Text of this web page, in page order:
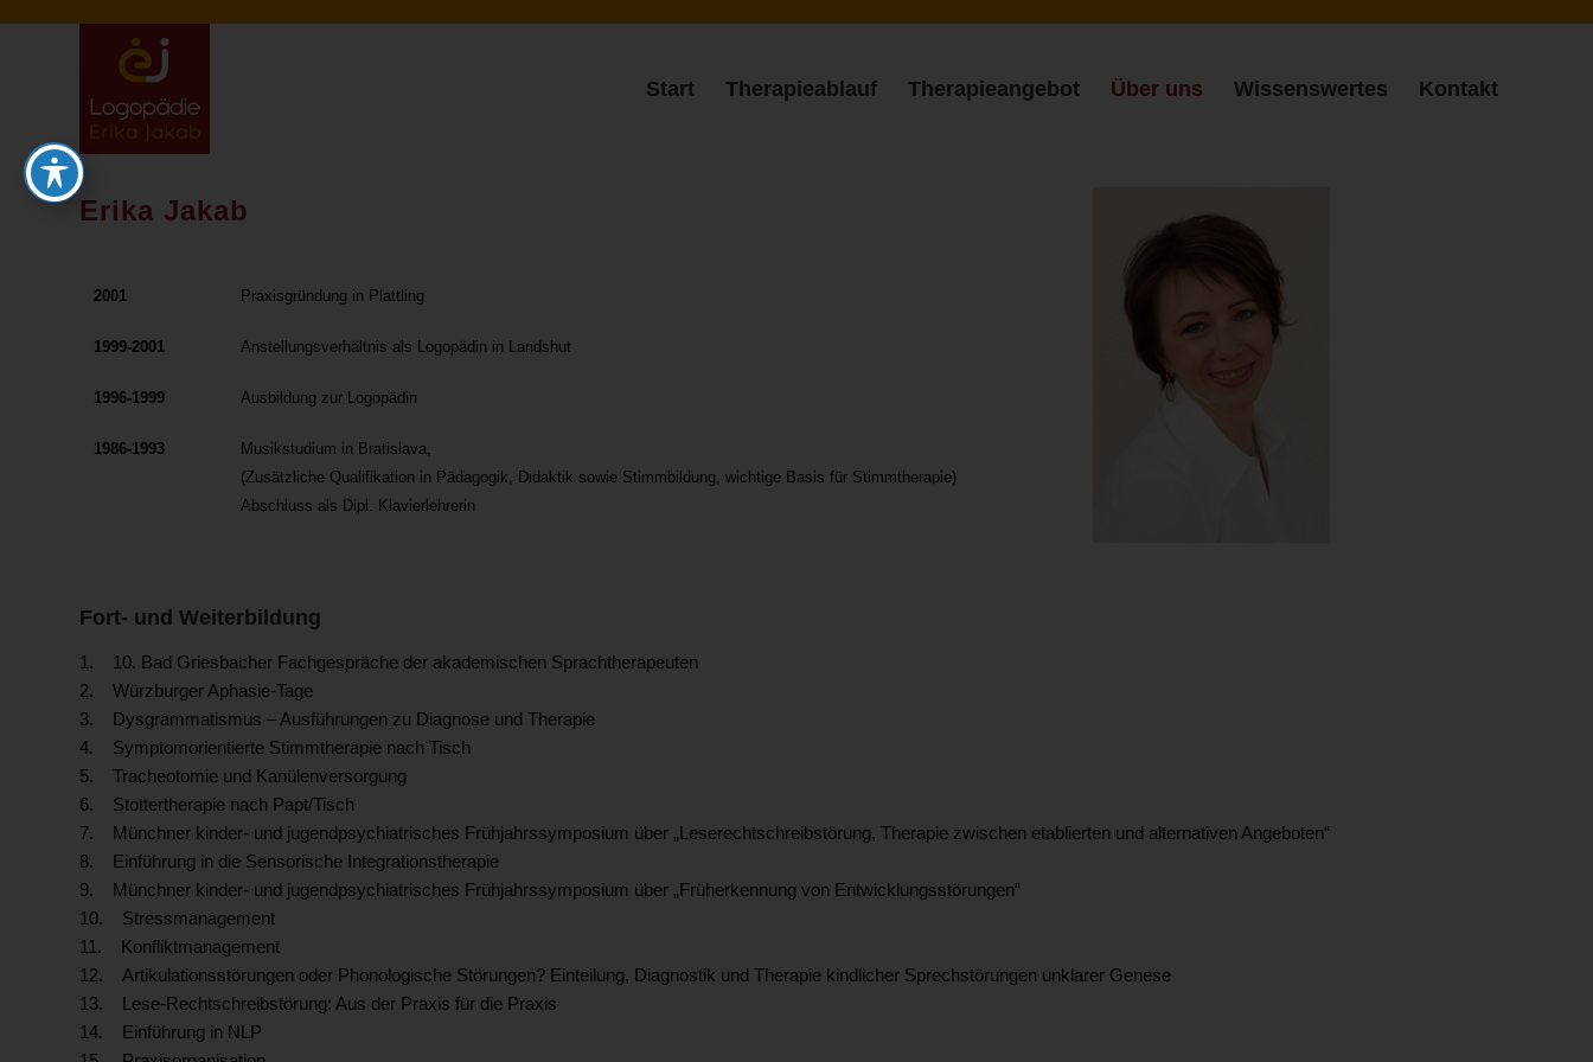
Start Therapieablauf Therapieangebot Über uns Wissenswertes Kontakt
Erika Jakab
2001 Praxisgründung in Plattling
1999-2001 Anstellungsverhältnis als Logopädin in Landshut
1996-1999 Ausbildung zur Logopädin
1986-1993
Musikstudium in Bratislava,
(Zusätzliche Qualifikation in Pädagogik, Didaktik sowie Stimmbildung, wichtige Basis für Stimmtherapie)
Abschluss als Dipl. Klavierlehrerin
Fort- und Weiterbildung
1. 10. Bad Griesbacher Fachgespräche der akademischen Sprachtherapeuten
2. Würzburger Aphasie-Tage
3. Dysgrammatismus – Ausführungen zu Diagnose und Therapie
4. Symptomorientierte Stimmtherapie nach Tisch
5. Tracheotomie und Kanülenversorgung
6. Stottertherapie nach Papt/Tisch
7. Münchner kinder- und jugendpsychiatrisches Frühjahrssymposium über „Leserechtschreibstörung, Therapie zwischen etablierten und alternativen Angeboten“
8. Einführung in die Sensorische Integrationstherapie
9. Münchner kinder- und jugendpsychiatrisches Frühjahrssymposium über „Früherkennung von Entwicklungsstörungen“
10. Stressmanagement
11. Konfliktmanagement
12. Artikulationsstörungen oder Phonologische Störungen? Einteilung, Diagnostik und Therapie kindlicher Sprechstörungen unklarer Genese
13. Lese-Rechtschreibstörung: Aus der Praxis für die Praxis
14. Einführung in NLP